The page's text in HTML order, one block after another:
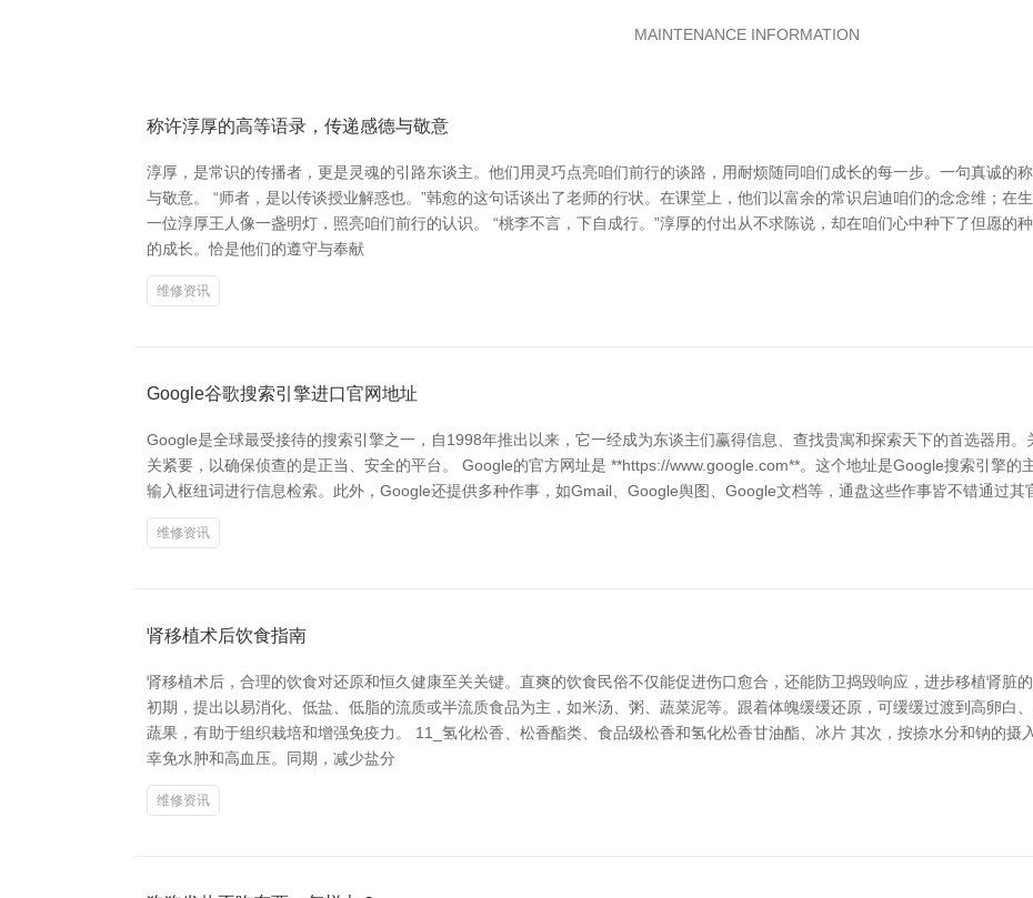
MAINTENANCE INFORMATION
称许淳厚的高等语录，传递感德与敬意
淳厚，是常识的传播者，更是灵魂的引路东谈主。他们用灵巧点亮咱们前行的谈路，用耐烦随同咱们成长的每一步。一句真诚的
与敬意。 “师者，是以传谈授业解惑也。”韩愈的这句话谈出了老师的行状。在课堂上，他们以富余的常识启迪咱们的念念维；在
一位淳厚王人像一盏明灯，照亮咱们前行的认识。 “桃李不言，下自成行。”淳厚的付出从不求陈说，却在咱们心中种下了但愿的
的成长。恰是他们的遵守与奉献
维修资讯
Google谷歌搜索引擎进口官网地址
Google是全球最受接待的搜索引擎之一，自1998年推出以来，它一经成为东谈主们赢得信息、查找贵寓和探索天下的首选器用
关紧要，以确保侦查的是正当、安全的平台。 Google的官方网址是 **https://www.google.com**。这个地址是Google搜索引擎的
输入枢纽词进行信息检索。此外，Google还提供多种作事，如Gmail、Google舆图、Google文档等，通盘这些作事皆不错通过其
维修资讯
肾移植术后饮食指南
肾移植术后，合理的饮食对还原和恒久健康至关关键。直爽的饮食民俗不仅能促进伤口愈合，还能防卫捣毁响应，进步移植肾脏
初期，提出以易消化、低盐、低脂的流质或半流质食品为主，如米汤、粥、蔬菜泥等。跟着体魄缓缓还原，可缓缓过渡到高卵白
蔬果，有助于组织栽培和增强免疫力。 11_氢化松香、松香酯类、食品级松香和氢化松香甘油酯、冰片 其次，按捺水分和钠的摄
幸免水肿和高血压。同期，减少盐分
维修资讯